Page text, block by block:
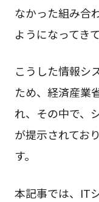
なかった組み合
ようになってき
こうした情報シ
ため、経済産業
れ、その中で、
が提示されてお
す。
本記事では、IT